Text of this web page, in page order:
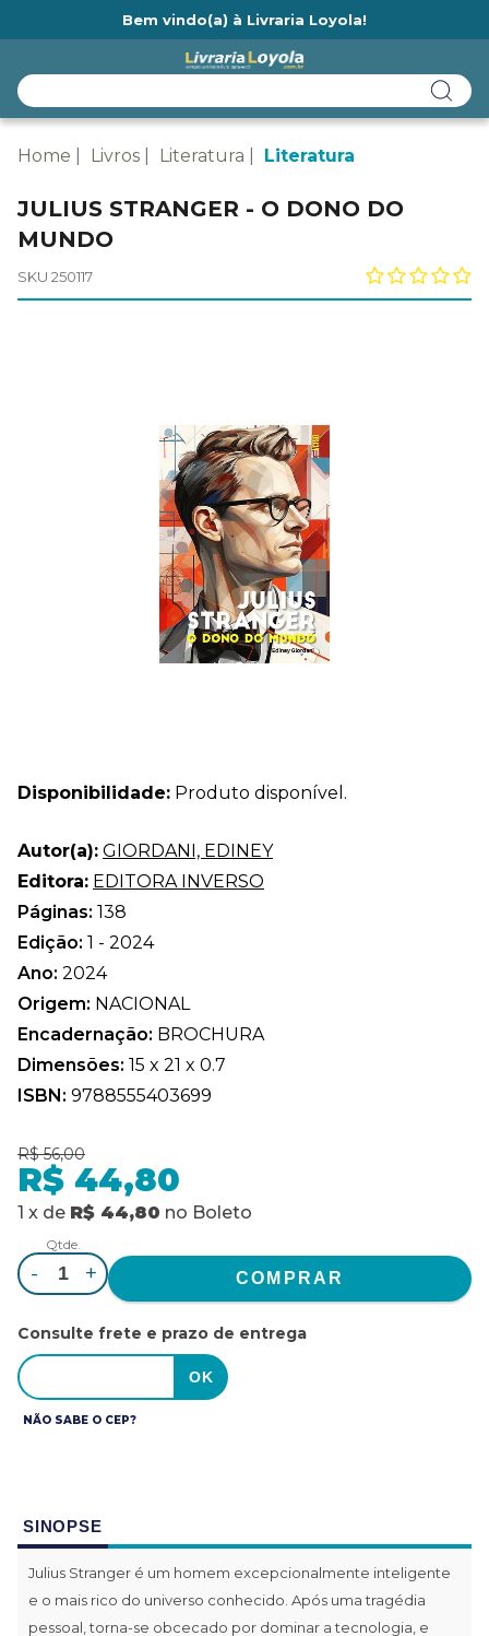
Bem vindo(a) à Livraria Loyola!
Home Livros Literatura Literatura
JULIUS STRANGER - O DONO DO
MUNDO
SKU 250117
Disponibilidade: Produto disponível.
Autor(a): GIORDANI, EDINEY
Editora: EDITORA INVERSO
Páginas: 138
Edição: 1 - 2024
Ano: 2024
Origem: NACIONAL
Encadernação: BROCHURA
Dimensões: 15 x 21 x 0.7
ISBN: 9788555403699
R$ 56,00
R$ 44,80
1 x de R$ 44,80 no Boleto
Qtde.
- +
Consulte frete e prazo de entrega
NÃO SABE O CEP?
SINOPSE
Julius Stranger é um homem excepcionalmente inteligente
e o mais rico do universo conhecido. Após uma tragédia
pessoal, torna-se obcecado por dominar a tecnologia, e